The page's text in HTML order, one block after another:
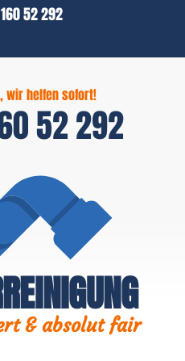
52 292
wir helfen sofort!
52 292
& absolut fair